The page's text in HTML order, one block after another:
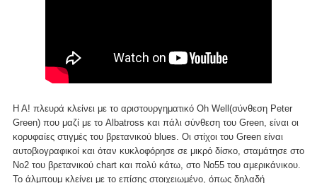
Η Α! πλευρά κλείνει με το αριστουργηματικό Oh Well(σύνθεση Peter
Green) που μαζί με το Albatross και πάλι σύνθεση του Green, είναι οι
κορυφαίες στιγμές του βρετανικού blues. Οι στίχοι του Green είναι
αυτοβιογραφικοί και όταν κυκλοφόρησε σε μικρό δίσκο, σταμάτησε στο
Νο2 του βρετανικού chart και πολύ κάτω, στο Νο55 του αμερικάνικου.
Το άλμπουμ κλείνει με το επίσης στοιχειωμένο, όπως δηλαδή